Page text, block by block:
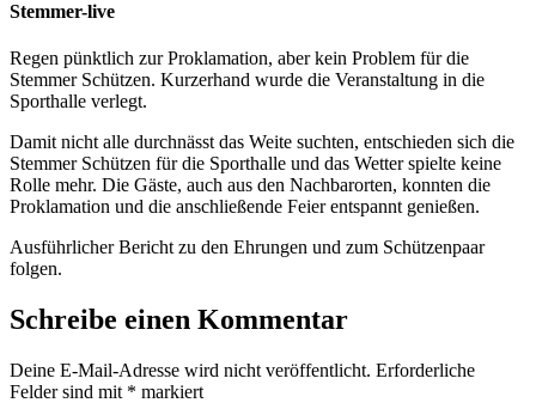
Stemmer-live
Regen pünktlich zur Proklamation, aber kein Problem für die
Stemmer Schützen. Kurzerhand wurde die Veranstaltung in die
Sporthalle verlegt.
Damit nicht alle durchnässt das Weite suchten, entschieden sich die
Stemmer Schützen für die Sporthalle und das Wetter spielte keine
Rolle mehr. Die Gäste, auch aus den Nachbarorten, konnten die
Proklamation und die anschließende Feier entspannt genießen.
Ausführlicher Bericht zu den Ehrungen und zum Schützenpaar
folgen.
Schreibe einen Kommentar
Deine E-Mail-Adresse wird nicht veröffentlicht. Erforderliche
Felder sind mit * markiert